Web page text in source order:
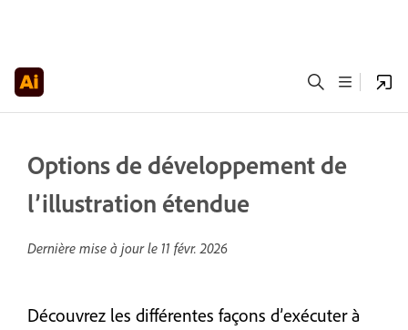
Options de développement de
l’illustration étendue
Dernière mise à jour le 11 févr. 2026
Découvrez les différentes façons d’exécuter à